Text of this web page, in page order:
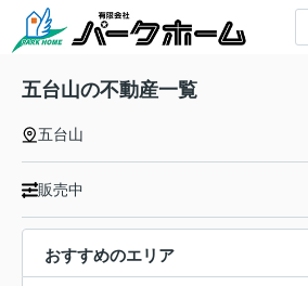
五台山の不動産一覧
五台山
販売中
おすすめのエリア